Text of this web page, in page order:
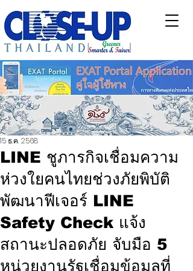
LINE ชูภารกิจเชื่อมความ
ห่วงใยคนไทยช่วงภัยพิบัติ
พัฒนาฟีเจอร์ LINE
Safety Check แจ้ง
สถานะปลอดภัย จับมือ 5
หน่วยงานรัฐเชื่อมข้อมูลที่
15 ธ.ค. 2568